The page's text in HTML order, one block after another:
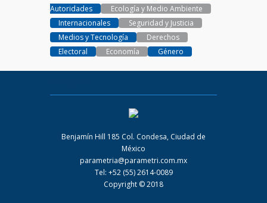
Autoridades
Ecología y Medio Ambiente
Internacionales
Seguridad y Justicia
Medios y Tecnología
Derechos
Electoral
Economía Género
Benjamín Hill 185 Col. Condesa, Ciudad de
México
parametria@parametri.com.mx
Tel: +52 (55) 2614-0089
Copyright © 2018